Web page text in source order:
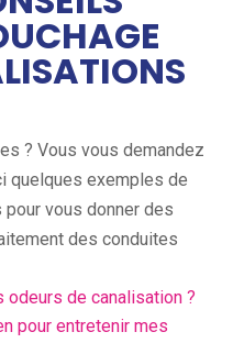
? Vous vous demandez
quelques exemples de
vous donner des
des conduites
de canalisation ?
pour entretenir mes